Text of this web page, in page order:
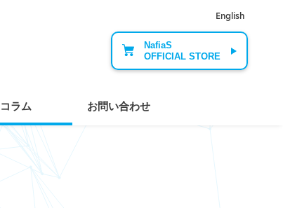
コラム お問い合わせ
English
NafiaS
OFFICIAL STORE